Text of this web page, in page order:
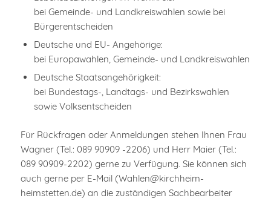
bei Gemeinde- und Landkreiswahlen sowie bei
Bürgerentscheiden
Deutsche und EU- Angehörige:
bei Europawahlen, Gemeinde- und Landkreiswahlen
Deutsche Staatsangehörigkeit:
bei Bundestags-, Landtags- und Bezirkswahlen
sowie Volksentscheiden
Für Rückfragen oder Anmeldungen stehen Ihnen Frau
Wagner (Tel.: 089 90909 -2206) und Herr Maier (Tel.:
089 90909-2202) gerne zu Verfügung. Sie können sich
auch gerne per E-Mail (Wahlen@kirchheim-
heimstetten.de) an die zuständigen Sachbearbeiter